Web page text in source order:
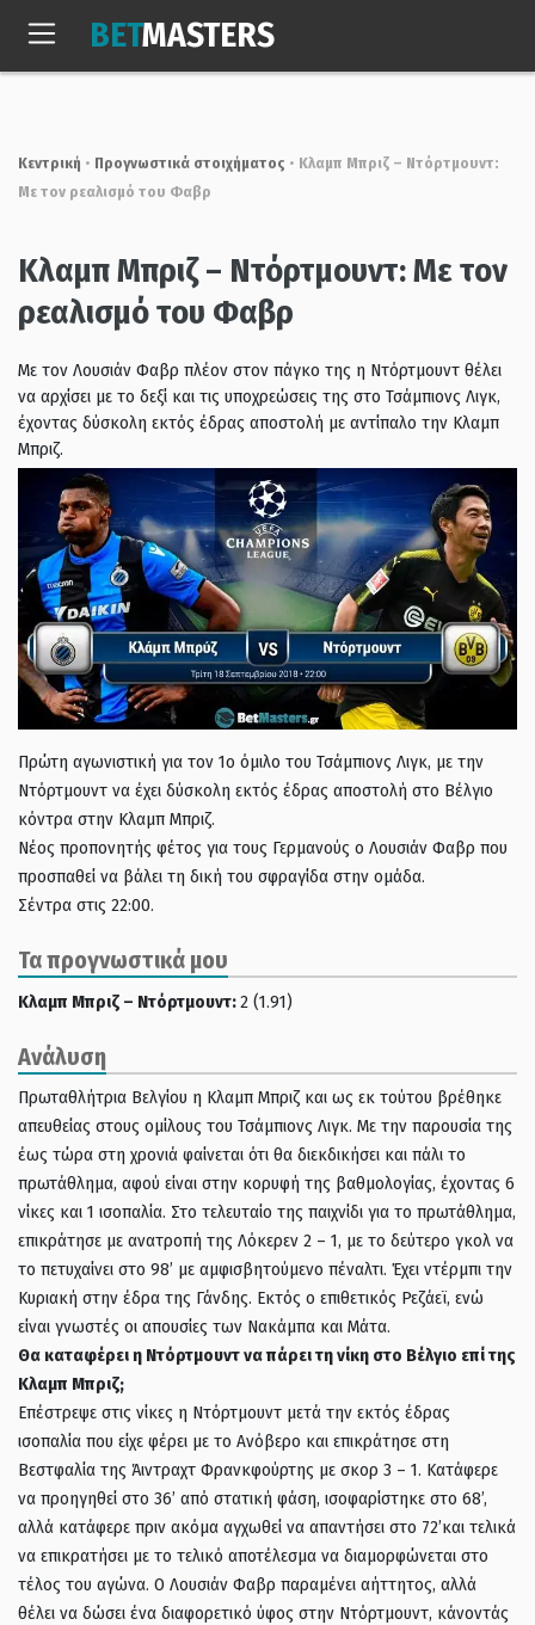
Παρ, 7 Αυγ. 2026
BETMASTERS
Κεντρική • Προγνωστικά στοιχήματος • Κλαμπ Μπριζ – Ντόρτμουντ:
Με τον ρεαλισμό του Φαβρ
Κλαμπ Μπριζ – Ντόρτμουντ: Με τον
ρεαλισμό του Φαβρ
Με τον Λουσιάν Φαβρ πλέον στον πάγκο της η Ντόρτμουντ θέλει
να αρχίσει με το δεξί και τις υποχρεώσεις της στο Τσάμπιονς Λιγκ,
έχοντας δύσκολη εκτός έδρας αποστολή με αντίπαλο την Κλαμπ
Μπριζ.
Πρώτη αγωνιστική για τον 1ο όμιλο του Τσάμπιονς Λιγκ, με την
Ντόρτμουντ να έχει δύσκολη εκτός έδρας αποστολή στο Βέλγιο
κόντρα στην Κλαμπ Μπριζ.
Νέος προπονητής φέτος για τους Γερμανούς ο Λουσιάν Φαβρ που
προσπαθεί να βάλει τη δική του σφραγίδα στην ομάδα.
Σέντρα στις 22:00.
Τα προγνωστικά μου
Κλαμπ Μπριζ – Ντόρτμουντ:2 (1.91)
Ανάλυση
Πρωταθλήτρια Βελγίου η Κλαμπ Μπριζ και ως εκ τούτου βρέθηκε
απευθείας στους ομίλους του Τσάμπιονς Λιγκ. Με την παρουσία της
έως τώρα στη χρονιά φαίνεται ότι θα διεκδικήσει και πάλι το
πρωτάθλημα, αφού είναι στην κορυφή της βαθμολογίας, έχοντας 6
νίκες και 1 ισοπαλία. Στο τελευταίο της παιχνίδι για το πρωτάθλημα,
επικράτησε με ανατροπή της Λόκερεν 2 – 1, με το δεύτερο γκολ να
το πετυχαίνει στο 98’ με αμφισβητούμενο πέναλτι. Έχει ντέρμπι την
Κυριακή στην έδρα της Γάνδης. Εκτός ο επιθετικός Ρεζάεϊ, ενώ
είναι γνωστές οι απουσίες των Νακάμπα και Μάτα.
Θα καταφέρει η Ντόρτμουντ να πάρει τη νίκη στο Βέλγιο επί της
Κλαμπ Μπριζ;
Επέστρεψε στις νίκες η Ντόρτμουντ μετά την εκτός έδρας
ισοπαλία που είχε φέρει με το Ανόβερο και επικράτησε στη
Βεστφαλία της Άιντραχτ Φρανκφούρτης με σκορ 3 – 1. Κατάφερε
να προηγηθεί στο 36’ από στατική φάση, ισοφαρίστηκε στο 68’,
αλλά κατάφερε πριν ακόμα αγχωθεί να απαντήσει στο 72’και τελικά
να επικρατήσει με το τελικό αποτέλεσμα να διαμορφώνεται στο
τέλος του αγώνα. Ο Λουσιάν Φαβρ παραμένει αήττητος, αλλά
θέλει να δώσει ένα διαφορετικό ύφος στην Ντόρτμουντ, κάνοντάς